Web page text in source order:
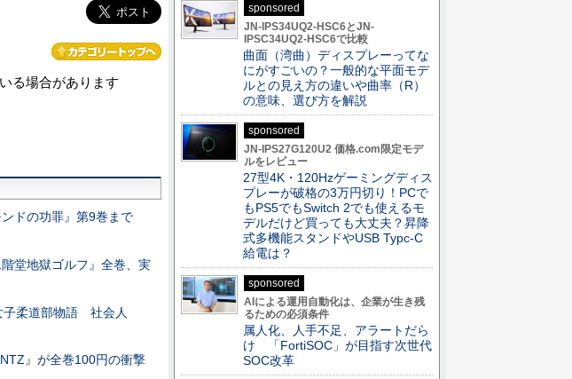
る場合があります
ドの功罪』第9巻まで
堂地獄ゴルフ』全巻、実
子柔道部物語 社会人
』が全巻100円の衝撃
sponsored
JN-IPS34UQ2-HSC6とJN-
IPSC34UQ2-HSC6で比較
曲面（湾曲）ディスプレーってな
にがすごいの？一般的な平面モデ
ルとの見え方の違いや曲率（R）
の意味、選び方を解説
sponsored
JN-IPS27G120U2 価格.com限定モデ
ルをレビュー
27型4K・120Hzゲーミングディス
プレーが破格の3万円切り！PCで
もPS5でもSwitch 2でも使えるモ
デルだけど買っても大丈夫？昇降
式多機能スタンドやUSB Typc-C
給電は？
sponsored
AIによる運用自動化は、企業が生き残
るための必須条件
属人化、人手不足、アラートだら
け 「FortiSOC」が目指す次世代
SOC改革